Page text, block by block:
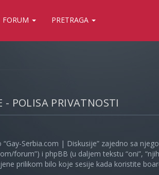
FORUM PRETRAGA
- POLISA PRIVATNOSTI
Serbia.com | Diskusije” zajedno sa
forum”) i phpBB (u daljem tekstu “oni”,
prilikom bilo koje sesije kada koristite